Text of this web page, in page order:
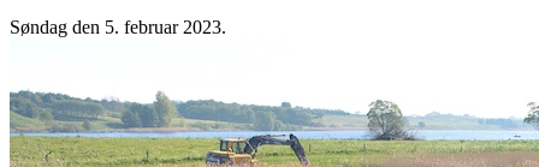
Søndag den 5. februar 2023.